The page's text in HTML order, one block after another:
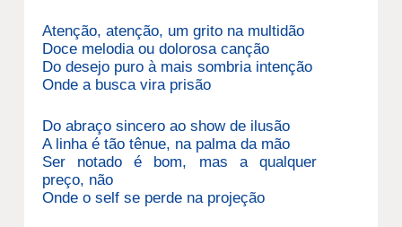
Atenção, atenção, um grito na multidão
Doce melodia ou dolorosa canção
Do desejo puro à mais sombria intenção
Onde a busca vira prisão
Do abraço sincero ao show de ilusão
A linha é tão tênue, na palma da mão
Ser notado é bom, mas a qualquer
preço, não
Onde o self se perde na projeção